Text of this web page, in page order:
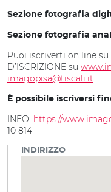
Sezione fotografia
Sezione fotografia
Puoi iscriverti on line su
D’ISCRIZIONE su
imagopisa@tiscali.it.
È possibile iscriversi
INFO: https://
10 814
INDIRIZZO